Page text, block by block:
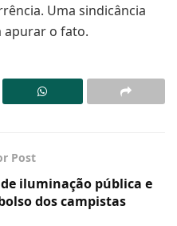
Uma sindicância
apurar o fato.
Post
iluminação pública e
dos campistas